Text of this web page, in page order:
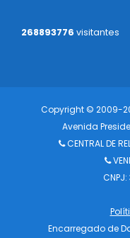
268893776 visitantes
Copyright © 2009-
Avenida
CENTRAL DE
Encarregado de